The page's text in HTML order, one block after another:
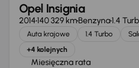
Opel Insignia
2014140 329 kmBenzyna1.4
Auta krajowe 1.4 Turbo
+4 kolejnych
Miesięczna rata